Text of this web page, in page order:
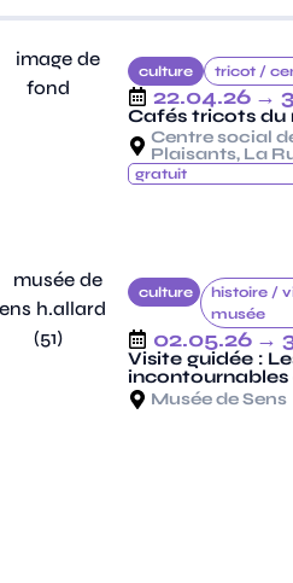
culture tricot /
22.04.26 →
Cafés tricots du
Centre social
Plaisants, La
gratuit
culture histoire /
musée
02.05.26 →
Visite guidée :
incontournables
Musée de Sens